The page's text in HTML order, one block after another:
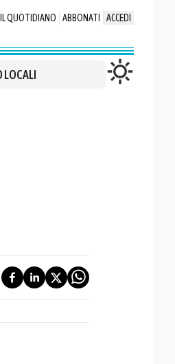
IL QUOTIDIANO ABBONATI ACCEDI
LOCALI